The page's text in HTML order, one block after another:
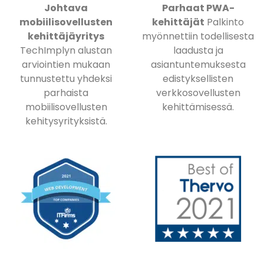
Johtava
mobiilisovellusten
kehittäjäyritys
TechImplyn alustan
arviointien mukaan
tunnustettu yhdeksi
parhaista
mobiilisovellusten
kehitysyrityksistä.
Parhaat PWA-
kehittäjät Palkinto
myönnettiin todellisesta
laadusta ja
asiantuntemuksesta
edistyksellisten
verkkosovellusten
kehittämisessä.